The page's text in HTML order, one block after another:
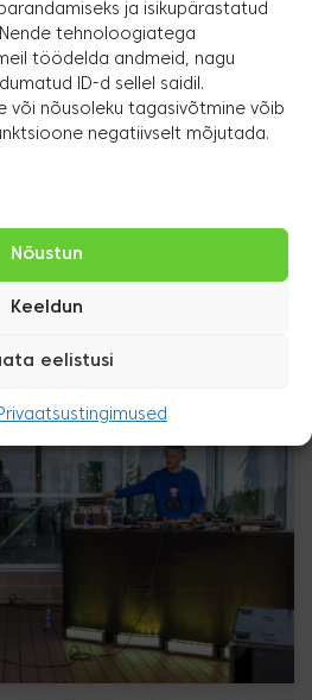
ja isikupärastatud
tehnoloogiatega
töödelda andmeid, nagu
ID-d sellel saidil.
või nõusoleku tagasivõtmine võib
negatiivselt mõjutada.
Nõustun
Keeldun
eelistusi
Privaatsustingimused